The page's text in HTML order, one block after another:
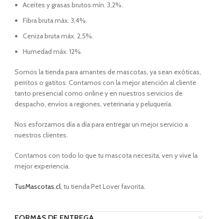
Aceites y grasas brutos mín. 3,2%.
Fibra bruta máx. 3,4%.
Ceniza bruta máx. 2,5%.
Humedad máx. 12%.
Somos la tienda para amantes de mascotas, ya sean exóticas,
perritos o gatitos. Contamos con la mejor atención al cliente
tanto presencial como online y en nuestros servicios de
despacho, envíos a regiones, veterinaria y peluquería.
Nos esforzamos día a día para entregar un mejor servicio a
nuestros clientes.
Contamos con todo lo que tu mascota necesita, ven y vive la
mejor experiencia.
TusMascotas.cl, tu tienda Pet Lover favorita.